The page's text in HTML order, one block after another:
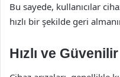
Bu sayede, kullanıcılar
hızlı bir şekilde geri
Hızlı ve